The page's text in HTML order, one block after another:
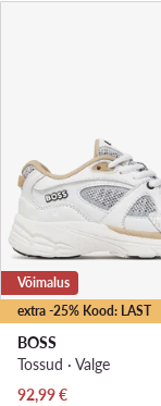
extra -25% Kood: LAST
Võimalus
BOSS
Tossud · Valge
Praegune hind
92,99€